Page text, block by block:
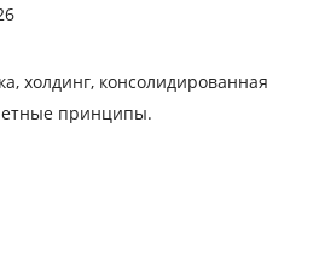
холдинг, консолидированная
принципы.